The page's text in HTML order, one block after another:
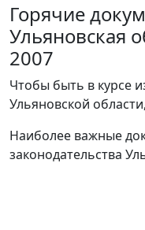
Горячие
Ульяновская
2007
Чтобы быть в курсе
Ульяновской
Наиболее важные
законодательства